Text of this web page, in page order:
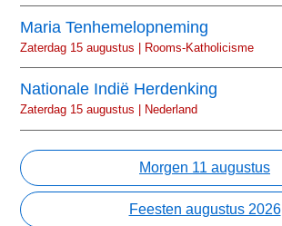
Maria Tenhemelopneming
Zaterdag 15 augustus | Rooms-Katholicisme
Nationale Indië Herdenking
Zaterdag 15 augustus | Nederland
Morgen 11 augustus
Feesten augustus 2026